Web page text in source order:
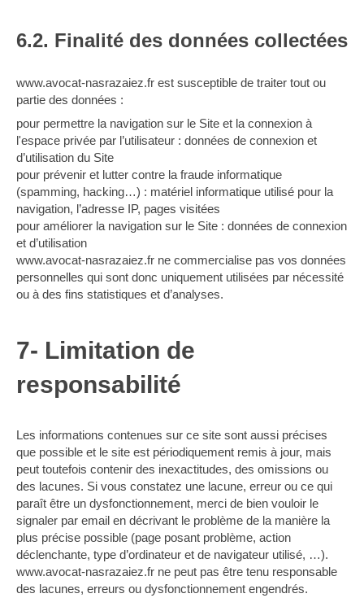
6.2. Finalité des données collectées
www.avocat-nasrazaiez.fr est susceptible de traiter tout ou
partie des données :
pour permettre la navigation sur le Site et la connexion à
l'espace privée par l’utilisateur : données de connexion et
d’utilisation du Site
pour prévenir et lutter contre la fraude informatique
(spamming, hacking…) : matériel informatique utilisé pour la
navigation, l’adresse IP, pages visitées
pour améliorer la navigation sur le Site : données de connexion
et d’utilisation
www.avocat-nasrazaiez.fr ne commercialise pas vos données
personnelles qui sont donc uniquement utilisées par nécessité
ou à des fins statistiques et d’analyses.
7- Limitation de
responsabilité
Les informations contenues sur ce site sont aussi précises
que possible et le site est périodiquement remis à jour, mais
peut toutefois contenir des inexactitudes, des omissions ou
des lacunes. Si vous constatez une lacune, erreur ou ce qui
paraît être un dysfonctionnement, merci de bien vouloir le
signaler par email en décrivant le problème de la manière la
plus précise possible (page posant problème, action
déclenchante, type d’ordinateur et de navigateur utilisé, …).
www.avocat-nasrazaiez.fr ne peut pas être tenu responsable
des lacunes, erreurs ou dysfonctionnement engendrés.